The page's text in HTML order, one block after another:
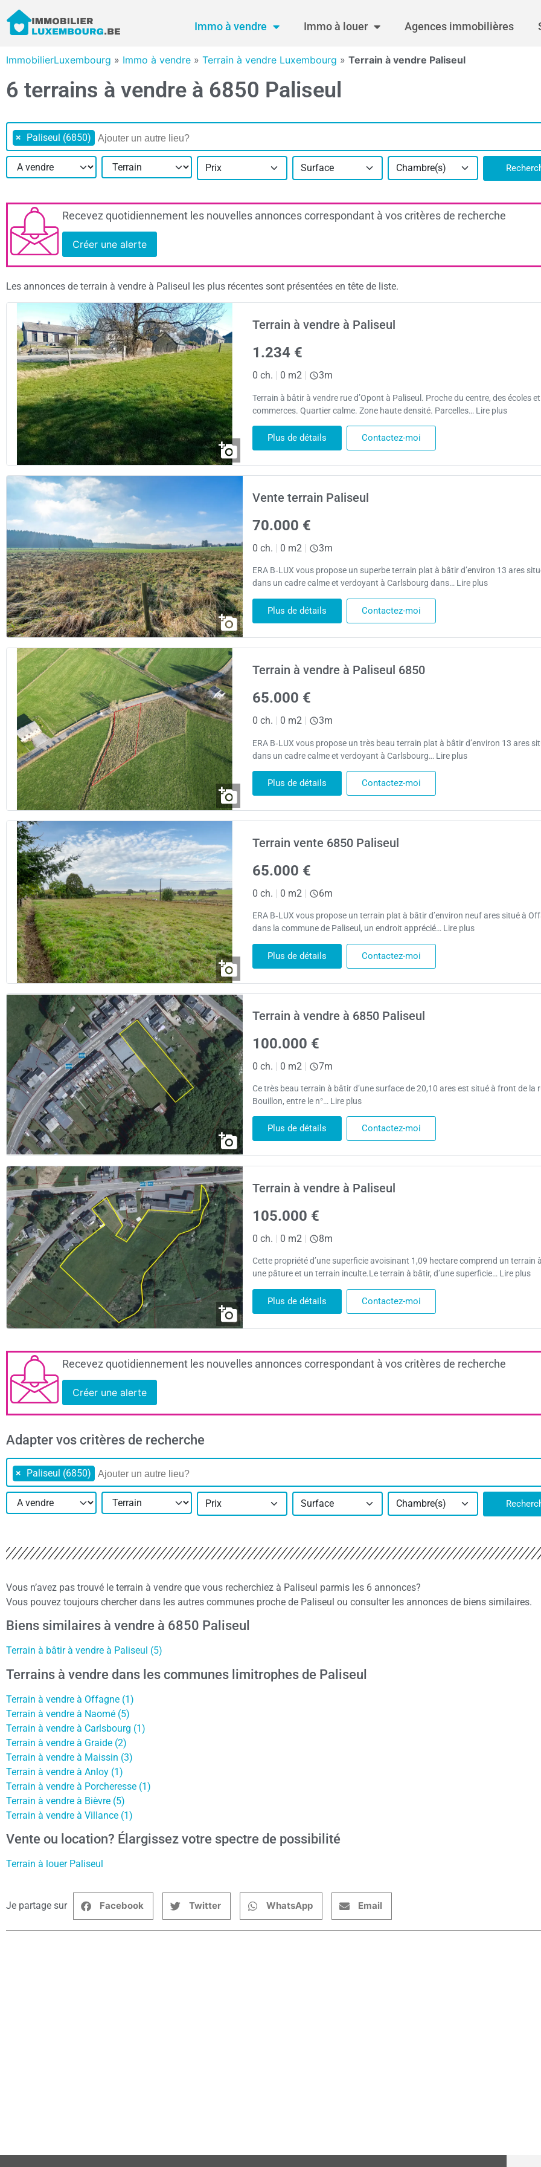
Immo à vendre Immo à louer Agences immobilières
ImmobilierLuxembourg » Immo à vendre » Terrain à vendre Luxembourg » Terrain à vendre Paliseul
6 terrains à vendre à 6850 Paliseul
× Paliseul (6850)
Prix Surface Chambre(s)
Recevez quotidiennement les nouvelles annonces correspondant à vos critères de recherche
Créer une alerte
Les annonces de terrain à vendre à Paliseul les plus récentes sont présentées en tête de liste.
Terrain à vendre à Paliseul
1.234 €
0 ch. 0 m2 3m
Terrain à bâtir à vendre rue d’Opont à Paliseul. Proche du centre, des écoles
commerces. Quartier calme. Zone haute densité. Parcelles… Lire plus
Plus de détails Contactez-moi
Vente terrain Paliseul
70.000 €
0 ch. | 0 m2 | 3m
ERA B‑LUX vous propose un superbe terrain plat à bâtir d’environ 13 ares
dans un cadre calme et verdoyant à Carlsbourg dans… Lire plus
Plus de détails Contactez-moi
Terrain à vendre à Paliseul 6850
65.000 €
0 ch. 0 m2 3m
ERA B‑LUX vous propose un très beau terrain plat à bâtir d’environ 13 ares
dans un cadre calme et verdoyant à Carlsbourg… Lire plus
Plus de détails Contactez-moi
Terrain vente 6850 Paliseul
65.000 €
0 ch. | 0 m2 | 6m
ERA B‑LUX vous propose un terrain plat à bâtir d’environ neuf ares situé à
dans la commune de Paliseul, un endroit apprécié… Lire plus
Plus de détails Contactez-moi
Terrain à vendre à 6850 Paliseul
100.000 €
0 ch. | 0 m2 | 7m
Ce très beau terrain à bâtir d’une surface de 20,10 ares est situé à front de la
Bouillon, entre le n°… Lire plus
Plus de détails Contactez-moi
Terrain à vendre à Paliseul
105.000 €
0 ch. | 0 m2 | 8m
Cette propriété d’une superficie avoisinant 1,09 hectare comprend un terrain
une pâture et un terrain inculte.Le terrain à bâtir, d’une superficie… Lire plus
Plus de détails Contactez-moi
Recevez quotidiennement les nouvelles annonces correspondant à vos critères de recherche
Créer une alerte
Adapter vos critères de recherche
× Paliseul (6850)
Prix Surface Chambre(s)
Vous n’avez pas trouvé le terrain à vendre que vous recherchiez à Paliseul parmis les 6 annonces?
Vous pouvez toujours chercher dans les autres communes proche de Paliseul ou consulter les annonces de biens similaires.
Biens similaires à vendre à 6850 Paliseul
Terrain à bâtir à vendre à Paliseul (5)
Terrains à vendre dans les communes limitrophes de Paliseul
Terrain à vendre à Offagne (1)
Terrain à vendre à Naomé (5)
Terrain à vendre à Carlsbourg (1)
Terrain à vendre à Graide (2)
Terrain à vendre à Maissin (3)
Terrain à vendre à Anloy (1)
Terrain à vendre à Porcheresse (1)
Terrain à vendre à Bièvre (5)
Terrain à vendre à Villance (1)
Vente ou location? Élargissez votre spectre de possibilité
Terrain à louer Paliseul
Je partage sur Facebook Twitter WhatsApp Email